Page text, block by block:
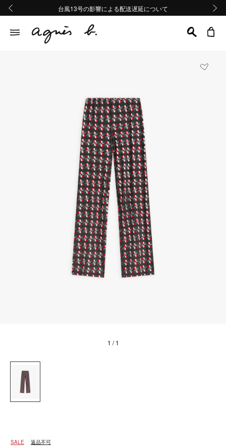
熊本地域地震の影響による配送遅延について
Summer Sale 2buy10%OFF!!
台風13号の影響による配送遅延について
熊本地域地震の影響による配送遅延について
Summer Sale 2buy10%OFF!!
1 / 1
SALE 返品不可